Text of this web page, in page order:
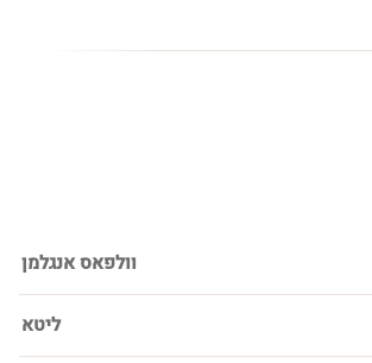
וולפאס אנגלמן
ליטא